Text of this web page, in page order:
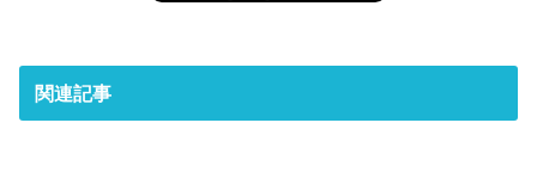
関連記事